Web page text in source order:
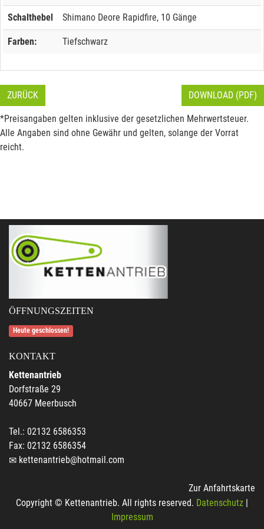
Schalthebel Shimano Deore Rapidfire, 10 Gänge
Farben: Tiefschwarz
ZURÜCK DOWNLOAD (PDF)
*Preisangaben gelten inklusive der gesetzlichen Mehrwertsteuer.
Alle Angaben sind ohne Gewähr und gelten, solange der Vorrat
reicht.
ÖFFNUNGSZEITEN
Heute geschlossen!
KONTAKT
Kettenantrieb
Dorfstraße 29
40667 Meerbusch
Tel.: 02132 6586353
Fax: 02132 6586354
kettenantrieb@hotmail.com
Zur Anfahrtskarte
Copyright © Kettenantrieb. All rights reserved. Datenschutz |
Impressum